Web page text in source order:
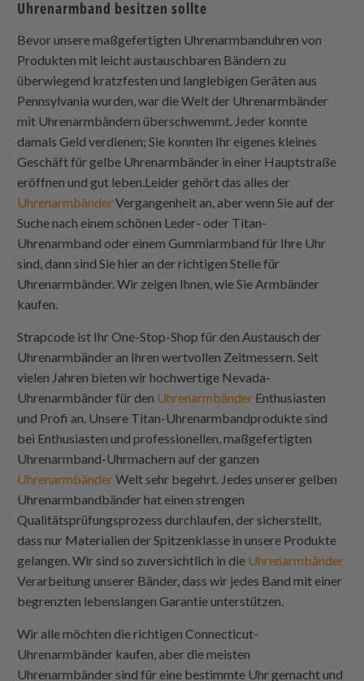
Uhrenarmband besitzen sollte
Bevor unsere maßgefertigten Uhrenarmbanduhren von
Produkten mit leicht austauschbaren Bändern zu
überwiegend kratzfesten und langlebigen Geräten aus
Pennsylvania wurden, war die Welt der Uhrenarmbänder
mit Uhrenarmbändern überschwemmt. Jeder konnte
damals Geld verdienen; Sie konnten Ihr eigenes kleines
Geschäft für gelbe Uhrenarmbänder in einer Hauptstraße
eröffnen und gut leben.Leider gehört das alles der
UhrenarmbänderVergangenheit an, aber wenn Sie auf der
Suche nach einem schönen Leder- oder Titan-
Uhrenarmband oder einem Gummiarmband für Ihre Uhr
sind, dann sind Sie hier an der richtigen Stelle für
Uhrenarmbänder. Wir zeigen Ihnen, wie Sie Armbänder
kaufen.
Strapcode ist Ihr One-Stop-Shop für den Austausch der
Uhrenarmbänder an Ihren wertvollen Zeitmessern. Seit
vielen Jahren bieten wir hochwertige Nevada-
Uhrenarmbänder für den Uhrenarmbänder Enthusiasten
und Profi an. Unsere Titan-Uhrenarmbandprodukte sind
bei Enthusiasten und professionellen, maßgefertigten
Uhrenarmband-Uhrmachern auf der ganzen
UhrenarmbänderWelt sehr begehrt. Jedes unserer gelben
Uhrenarmbandbänder hat einen strengen
Qualitätsprüfungsprozess durchlaufen, der sicherstellt,
dass nur Materialien der Spitzenklasse in unsere Produkte
gelangen. Wir sind so zuversichtlich in die Uhrenarmbänder
Verarbeitung unserer Bänder, dass wir jedes Band mit einer
begrenzten lebenslangen Garantie unterstützen.
Wir alle möchten die richtigen Connecticut-
Uhrenarmbänder kaufen, aber die meisten
Uhrenarmbänder sind für eine bestimmte Uhr gemacht und